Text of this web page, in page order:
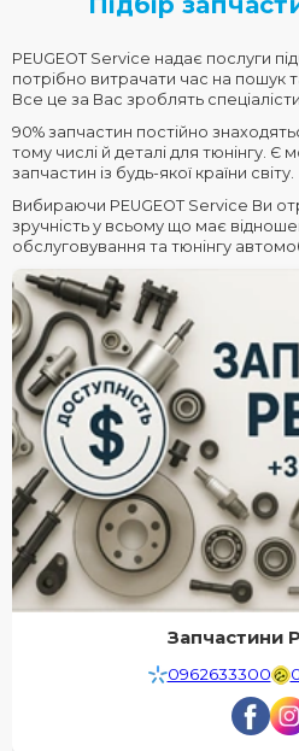
PEUGEOT Service надає послуги
потрібно витрачати час на пошук
Все це за Вас зроблять
90% запчастин постійно
тому числі й деталі для тюнінгу. Є
запчастин із будь-якої країни світу.
Вибираючи PEUGEOT Service Ви
зручність у всьому що має
обслуговування та тюнінгу
Запчастини
0962633300